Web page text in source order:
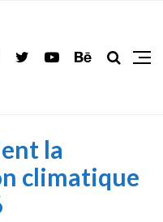
la
climatique